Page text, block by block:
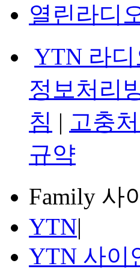
열린라디
YTN 라디
정보처리
침 | 고충
규약
Family 사
YTN|
YTN 사이